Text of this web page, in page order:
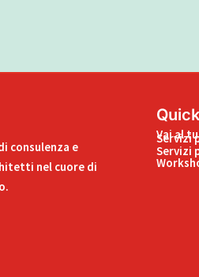
consulenza e
nel cuore di
Vai al
Servizi
Servizi